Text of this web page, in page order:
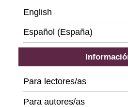
English
Español (España)
Para lectores/as
Para autores/as